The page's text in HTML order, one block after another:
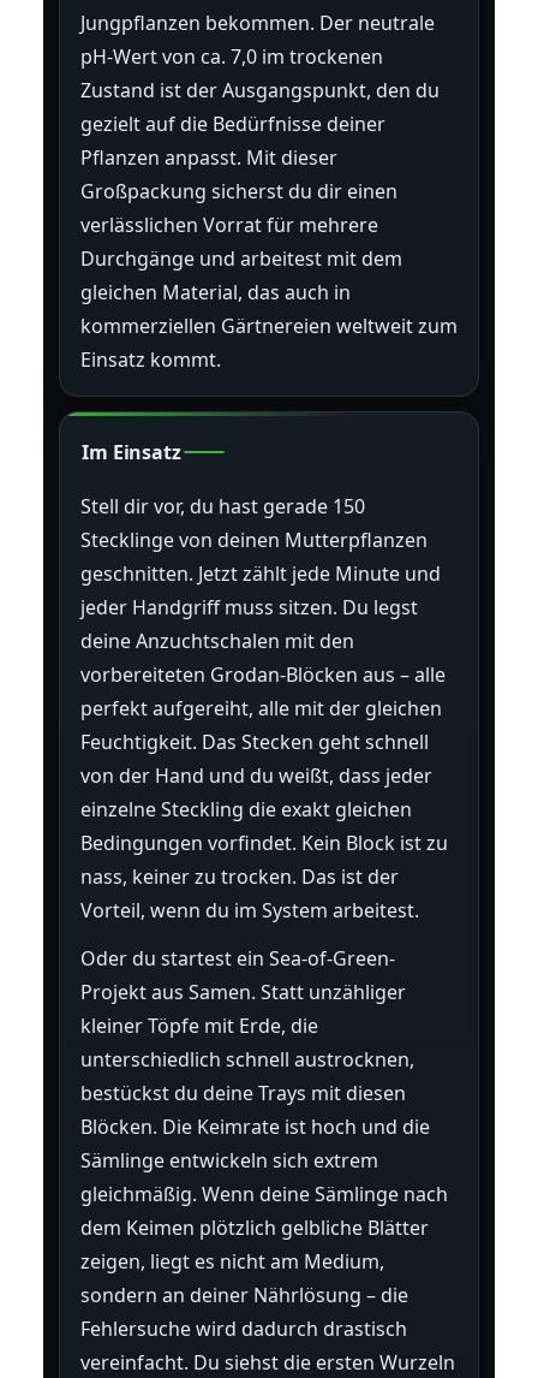
Jungpflanzen bekommen. Der neutrale
pH-Wert von ca. 7,0 im trockenen
Zustand ist der Ausgangspunkt, den du
gezielt auf die Bedürfnisse deiner
Pflanzen anpasst. Mit dieser
Großpackung sicherst du dir einen
verlässlichen Vorrat für mehrere
Durchgänge und arbeitest mit dem
gleichen Material, das auch in
kommerziellen Gärtnereien weltweit zum
Einsatz kommt.
Im Einsatz
Stell dir vor, du hast gerade 150
Stecklinge von deinen Mutterpflanzen
geschnitten. Jetzt zählt jede Minute und
jeder Handgriff muss sitzen. Du legst
deine Anzuchtschalen mit den
vorbereiteten Grodan-Blöcken aus – alle
perfekt aufgereiht, alle mit der gleichen
Feuchtigkeit. Das Stecken geht schnell
von der Hand und du weißt, dass jeder
einzelne Steckling die exakt gleichen
Bedingungen vorfindet. Kein Block ist zu
nass, keiner zu trocken. Das ist der
Vorteil, wenn du im System arbeitest.
Oder du startest ein Sea-of-Green-
Projekt aus Samen. Statt unzähliger
kleiner Töpfe mit Erde, die
unterschiedlich schnell austrocknen,
bestückst du deine Trays mit diesen
Blöcken. Die Keimrate ist hoch und die
Sämlinge entwickeln sich extrem
gleichmäßig. Wenn deine Sämlinge nach
dem Keimen plötzlich gelbliche Blätter
zeigen, liegt es nicht am Medium,
sondern an deiner Nährlösung – die
Fehlersuche wird dadurch drastisch
vereinfacht. Du siehst die ersten Wurzeln